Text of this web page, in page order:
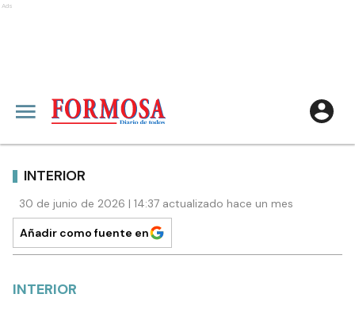
Ads
INTERIOR
30 de junio de 2026 | 14:37 actualizado hace un mes
Añadir como fuente en
INTERIOR